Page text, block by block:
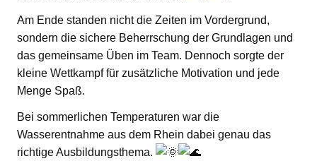
Am Ende standen nicht die Zeiten im Vordergrund,
sondern die sichere Beherrschung der Grundlagen und
das gemeinsame Üben im Team. Dennoch sorgte der
kleine Wettkampf für zusätzliche Motivation und jede
Menge Spaß.
Bei sommerlichen Temperaturen war die
Wasserentnahme aus dem Rhein dabei genau das
richtige Ausbildungsthema.